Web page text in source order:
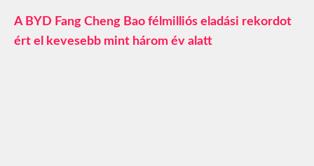
A BYD Fang Cheng Bao félmilliós eladási rekordot
ért el kevesebb mint három év alatt